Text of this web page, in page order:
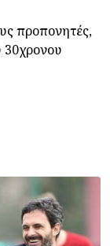
προπονητές,